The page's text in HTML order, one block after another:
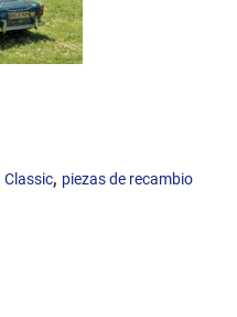
Classic, piezas de recambio